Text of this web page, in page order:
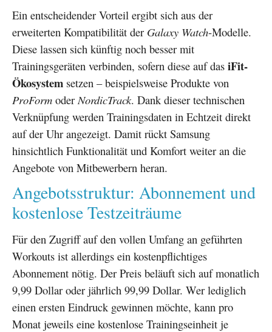
Ein entscheidender Vorteil ergibt sich aus der
erweiterten Kompatibilität der Galaxy Watch-Modelle.
Diese lassen sich künftig noch besser mit
Trainingsgeräten verbinden, sofern diese auf das iFit-
Ökosystem setzen – beispielsweise Produkte von
ProForm oder NordicTrack. Dank dieser technischen
Verknüpfung werden Trainingsdaten in Echtzeit direkt
auf der Uhr angezeigt. Damit rückt Samsung
hinsichtlich Funktionalität und Komfort weiter an die
Angebote von Mitbewerbern heran.
Angebotsstruktur: Abonnement und
kostenlose Testzeiträume
Für den Zugriff auf den vollen Umfang an geführten
Workouts ist allerdings ein kostenpflichtiges
Abonnement nötig. Der Preis beläuft sich auf monatlich
9,99 Dollar oder jährlich 99,99 Dollar. Wer lediglich
einen ersten Eindruck gewinnen möchte, kann pro
Monat jeweils eine kostenlose Trainingseinheit je